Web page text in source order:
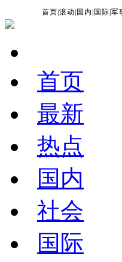
首页 |滚动 国内 国际 |军
首页
最新
热点
国内
社会
国际